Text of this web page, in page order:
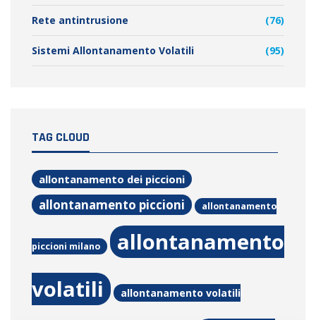
Rete antintrusione (76)
Sistemi Allontanamento Volatili (95)
TAG CLOUD
allontanamento dei piccioni
allontanamento piccioni allontanamento
piccioni milano
allontanamento
volatili
allontanamento volatili